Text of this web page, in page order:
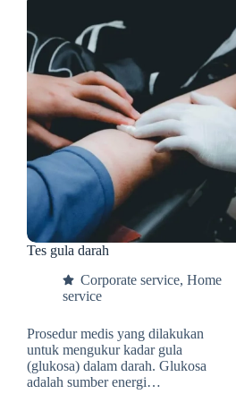
Tes gula darah
Corporate service, Home
service
Prosedur medis yang dilakukan
untuk mengukur kadar gula
(glukosa) dalam darah. Glukosa
adalah sumber energi…